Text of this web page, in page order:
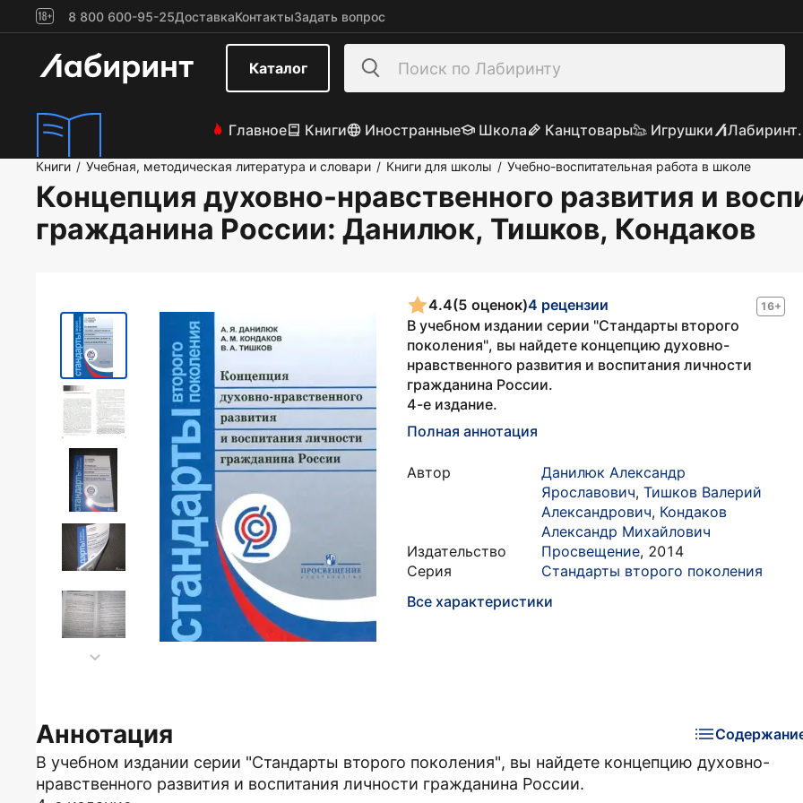
8 800 600-95-25ДоставкаКонтактыЗадать вопрос
Каталог
Главное Книги Иностранные Школа Канцтовары Игрушки
Книги / Учебная, методическая литература и словари / Книги для школы / Учебно-воспитательная работа в школе
Концепция духовно-нравственного развития и
гражданина России: Данилюк, Тишков, Кондаков
16+
4.4(5 оценок)4 рецензии
В учебном издании серии "Стандарты второго
поколения", вы найдете концепцию духовно-
нравственного развития и воспитания личности
гражданина России.
4-е издание.
Полная аннотация
Автор
Данилюк Александр
Ярославович, Тишков Валерий
Александрович, Кондаков
Александр Михайлович
Издательство
Просвещение, 2014
Серия
Стандарты второго поколения
Все характеристики
Аннотация
В учебном издании серии "Стандарты второго поколения", вы найдете концепцию духовно-
нравственного развития и воспитания личности гражданина России.